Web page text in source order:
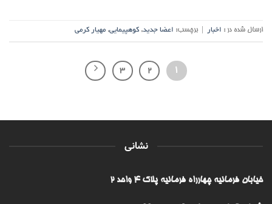
ارسال شده در : اخبار برچسب: اعضا جدید, کوهپیمایی, مهیار کرمی
1
2
3
نشانی
خیابان فرمانیه چهارراه فرمانیه پلاک ۴ واحد ۲